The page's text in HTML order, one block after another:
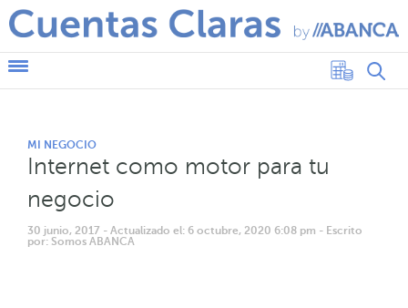
MI NEGOCIO
Internet como motor para tu
negocio
30 junio, 2017 - Actualizado el: 6 octubre, 2020 6:08 pm - Escrito
por: Somos ABANCA